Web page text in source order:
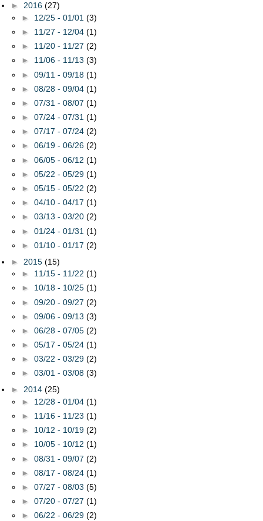
► 2016 (27)
► 12/25 - 01/01 (3)
► 11/27 - 12/04 (1)
► 11/20 - 11/27 (2)
► 11/06 - 11/13 (3)
► 09/11 - 09/18 (1)
► 08/28 - 09/04 (1)
► 07/31 - 08/07 (1)
► 07/24 - 07/31 (1)
► 07/17 - 07/24 (2)
► 06/19 - 06/26 (2)
► 06/05 - 06/12 (1)
► 05/22 - 05/29 (1)
► 05/15 - 05/22 (2)
► 04/10 - 04/17 (1)
► 03/13 - 03/20 (2)
► 01/24 - 01/31 (1)
► 01/10 - 01/17 (2)
► 2015 (15)
► 11/15 - 11/22 (1)
► 10/18 - 10/25 (1)
► 09/20 - 09/27 (2)
► 09/06 - 09/13 (3)
► 06/28 - 07/05 (2)
► 05/17 - 05/24 (1)
► 03/22 - 03/29 (2)
► 03/01 - 03/08 (3)
► 2014 (25)
► 12/28 - 01/04 (1)
► 11/16 - 11/23 (1)
► 10/12 - 10/19 (2)
► 10/05 - 10/12 (1)
► 08/31 - 09/07 (2)
► 08/17 - 08/24 (1)
► 07/27 - 08/03 (5)
► 07/20 - 07/27 (1)
► 06/22 - 06/29 (2)